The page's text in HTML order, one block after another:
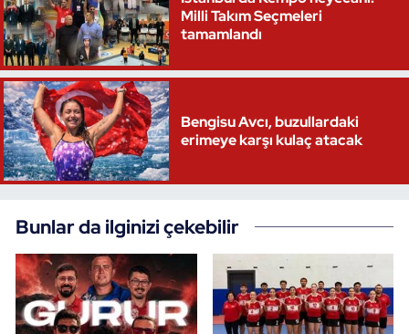
Milli Takım Seçmeleri
tamamlandı
Bengisu Avcı, buzullardaki
erimeye karşı kulaç atacak
Bunlar da ilginizi çekebilir
Triatlon
Voleybol
Vücut Geliştirme Fitness
Wushu Kungfu
Yelken
Yüzme